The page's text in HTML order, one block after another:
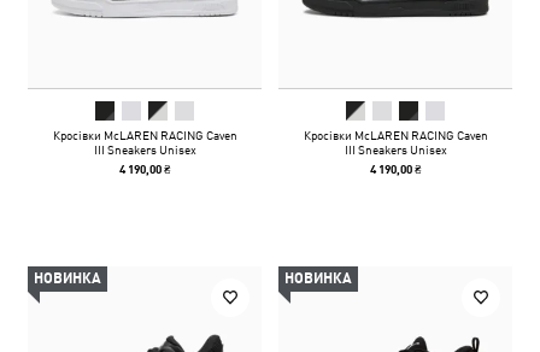
Кросівки McLAREN RACING Caven
III Sneakers Unisex
4 190,00 ₴
Кросівки McLAREN RACING Caven
III Sneakers Unisex
4 190,00 ₴
НОВИНКА НОВИНКА